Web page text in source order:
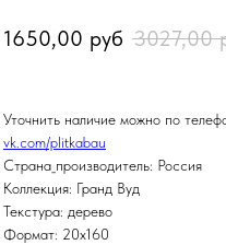
1650,00 руб 3027,00
Уточнить наличие можно по
vk.com/plitkabau
Страна_производитель: Россия
Коллекция: Гранд Вуд
Текстура: дерево
Формат: 20x160